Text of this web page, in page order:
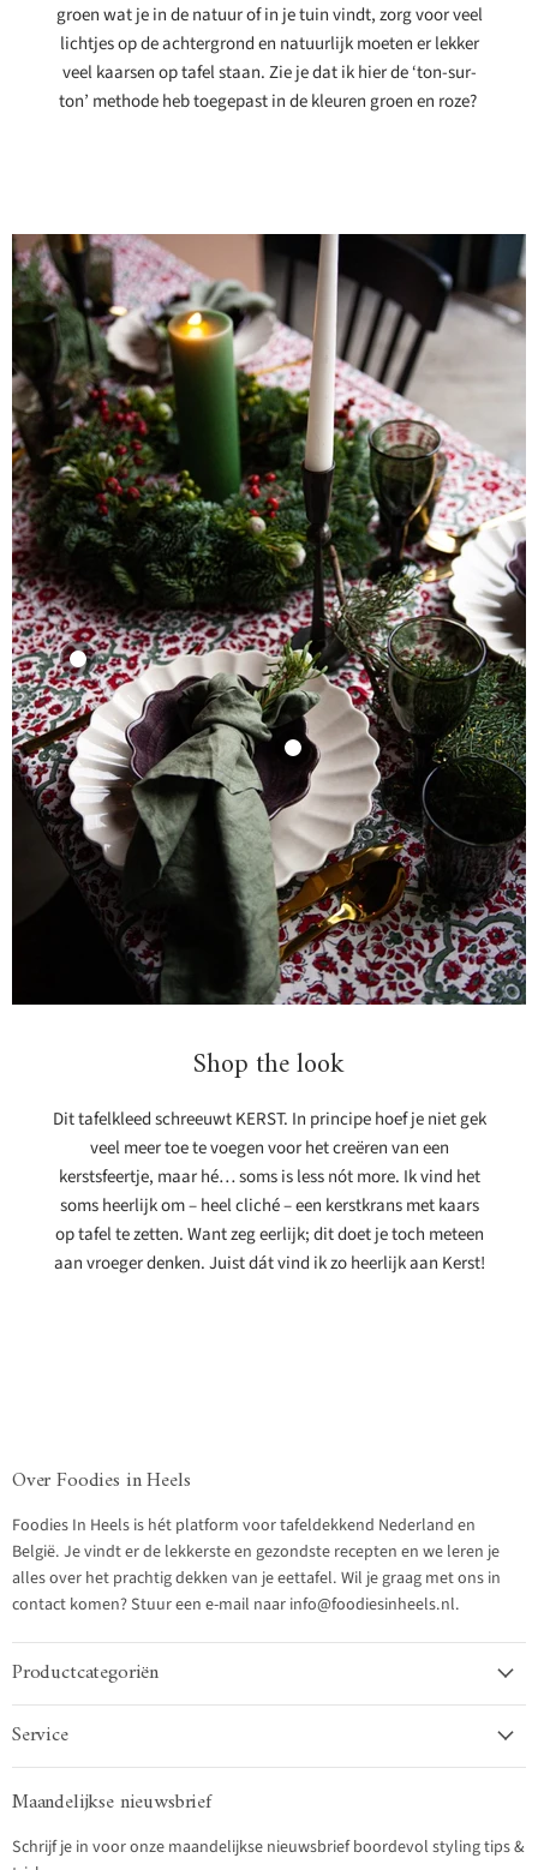
groen wat je in de natuur of in je tuin vindt, zorg voor veel
lichtjes op de achtergrond en natuurlijk moeten er lekker
veel kaarsen op tafel staan. Zie je dat ik hier de ‘ton-sur-
ton’ methode heb toegepast in de kleuren groen en roze?
Product
19,99
Bekijk product
Binnenkort op
voorraad
Kom Oyster 18cm
plum
Mateus
41,45
Bekijk product
Shop the look
Dit tafelkleed schreeuwt KERST. In principe hoef je niet gek
veel meer toe te voegen voor het creëren van een
kerstsfeertje, maar hé… soms is less nót more. Ik vind het
soms heerlijk om – heel cliché – een kerstkrans met kaars
op tafel te zetten. Want zeg eerlijk; dit doet je toch meteen
aan vroeger denken. Juist dát vind ik zo heerlijk aan Kerst!
Over Foodies in Heels
Foodies In Heels is hét platform voor tafeldekkend Nederland en
België. Je vindt er de lekkerste en gezondste recepten en we leren je
alles over het prachtig dekken van je eettafel. Wil je graag met ons in
contact komen? Stuur een e-mail naar info@foodiesinheels.nl.
Productcategoriën
Service
Maandelijkse nieuwsbrief
Schrijf je in voor onze maandelijkse nieuwsbrief boordevol styling tips &